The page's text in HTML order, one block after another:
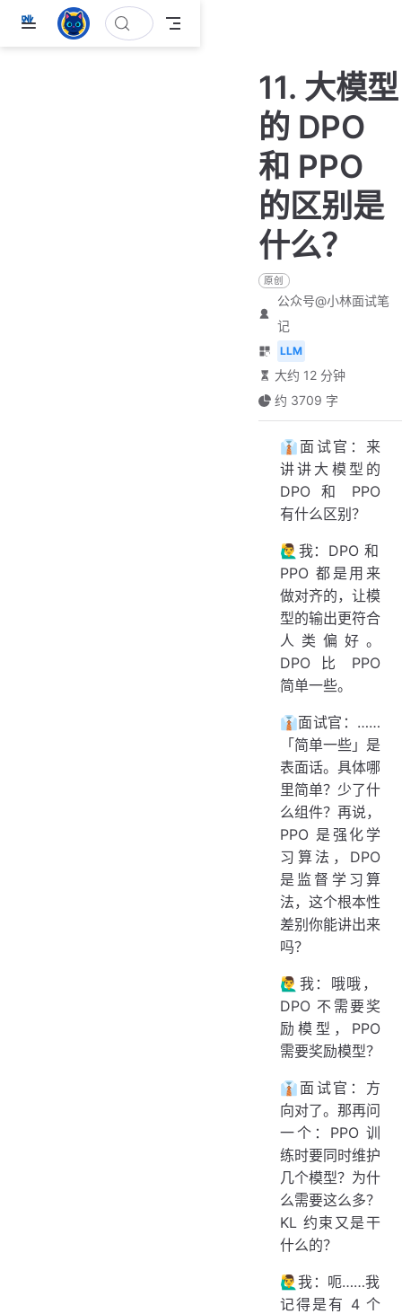
跳
11. 大模型
的 DPO
和 PPO
的区别是
什么？
原创
公众号@小林面试笔
记
LLM
大约 12 分钟
约 3709 字
👔面试官：来
讲讲大模型的
DPO 和 PPO
有什么区别？
🙋‍♂️我：DPO 和
PPO 都是用来
做对齐的，让模
型的输出更符合
人类偏好。
DPO 比 PPO
简单一些。
👔面试官：……
「简单一些」是
表面话。具体哪
里简单？少了什
么组件？再说，
PPO 是强化学
习算法，DPO
是监督学习算
法，这个根本性
差别你能讲出来
吗？
🙋‍♂️我：哦哦，
DPO 不需要奖
励模型，PPO
需要奖励模型？
👔面试官：方
向对了。那再问
一个：PPO 训
练时要同时维护
几个模型？为什
么需要这么多？
KL 约束又是干
什么的？
🙋‍♂️我：呃……我
记得是有 4 个